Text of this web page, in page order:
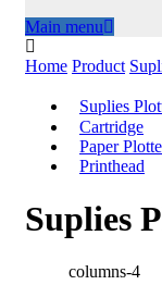
Main menu
Home Product
Suplies
Cartridge
Paper
Printhead
Suplies
columns-4